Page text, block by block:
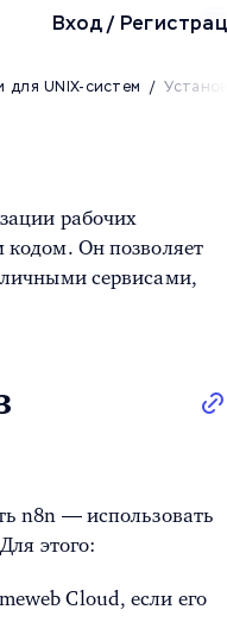
Вход/
для UNIX-систем /
рабочих
Он позволяет
сервисами,
n8n — использовать
этого:
Cloud, если его